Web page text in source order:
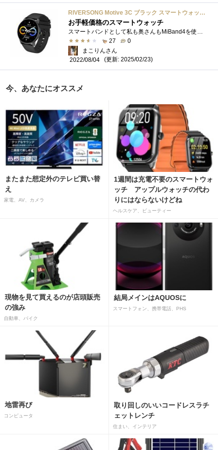
RIVERSONG Motive 3C ブラック スマートウォッチ 1.28インチHD画面 IP68防水 日本語·iPhone/Android対応
お手軽価格のスマートウォッチ
27
0
まこりんさん
2022/08/04
(更新: 2025/02/23)
今、あなたにオススメ
またまた想定外のテレビ買い替
え
家電、AV、カメラ
1週間は充電不要のスマートウォ
ッチ アップルウォッチの代わ
りにはならないけどね
ヘルスケア、ビューティー
現物を見て買えるのが店頭販売
の強み
自動車、バイク
結局メインはAQUOSに
スマートフォン、携帯電話、PHS
地雷再び
コンピュータ
取り回しのいいコードレスラチ
ェットレンチ
住まい、インテリア